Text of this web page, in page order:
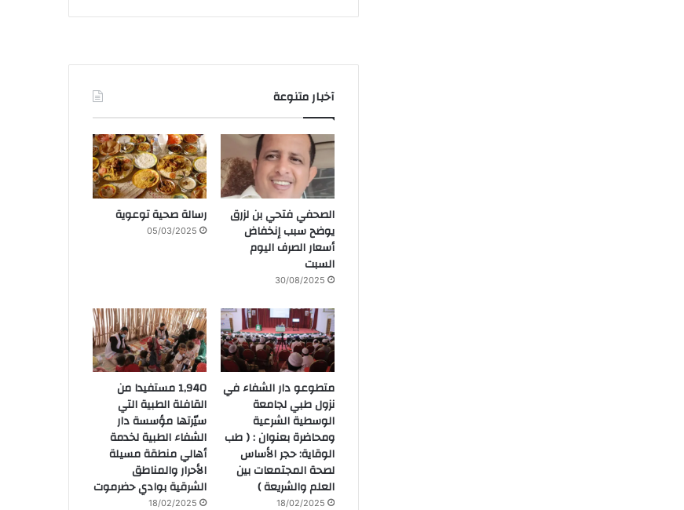
آخبار متنوعة
الصحفي فتحي بن لزرق
يوضح سبب إنخفاض
أسعار الصرف اليوم
السبت
30/08/2025
رسالة صحية توعوية
05/03/2025
متطوعو دار الشفاء في
نزول طبي لجامعة
الوسطية الشرعية
ومحاضرة بعنوان : ( طب
الوقاية: حجر الأساس
لصحة المجتمعات بين
العلم والشريعة )
18/02/2025
1,940 مستفيدا من
القافلة الطبية التي
سيّرتها مؤسسة دار
الشفاء الطبية لخدمة
أهالي منطقة مسيلة
الأحرار والمناطق
الشرقية بوادي حضرموت
18/02/2025